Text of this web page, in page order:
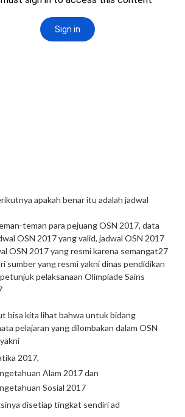
apakah benar itu adalah jadwal
teman para pejuang OSN 2017, data
OSN 2017 yang valid, jadwal OSN 2017
OSN 2017 yang resmi karena semangat27
sumber yang resmi yakni dinas pendidikan
pelaksanaan Olimpiade Sains
bisa kita lihat bahwa untuk bidang
pelajaran yang dilombakan dalam OSN
2017,
Alam 2017 dan
Sosial 2017
disetiap tingkat sendiri ad